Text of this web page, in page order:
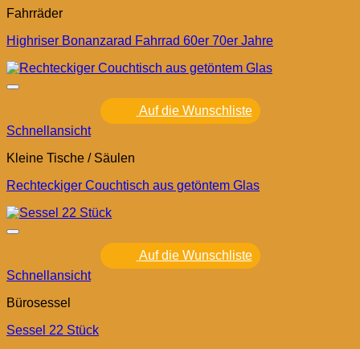
Fahrräder
Highriser Bonanzarad Fahrrad 60er 70er Jahre
Auf die Wunschliste
Schnellansicht
Kleine Tische / Säulen
Rechteckiger Couchtisch aus getöntem Glas
Auf die Wunschliste
Schnellansicht
Bürosessel
Sessel 22 Stück